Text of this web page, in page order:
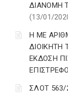
ΔΙΑΝΟΜΗ
(13/01/
Η ΜΕ
ΔΙΟΙΚΗΤΗ
ΕΚΔΟΣΗ
ΣΛΟΤ 563/